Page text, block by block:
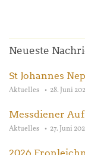
Neueste
St Johannes
Aktuelles 28. Juni
Messdiener
Aktuelles 27. Juni